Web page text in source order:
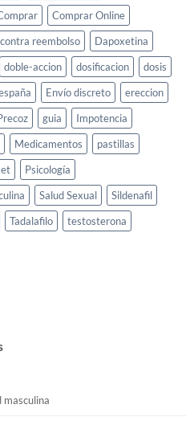
Comprar Online
contra reembolso
Dapoxetina
doble-accion dosificacion
dosis
Envío discreto
ereccion
guia
Impotencia
Medicamentos
pastillas
Psicología
Salud Sexual
Sildenafil
Tadalafilo
testosterona
masculina